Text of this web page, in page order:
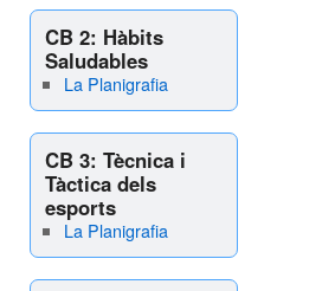
CB 2: Hàbits
Saludables
La Planigrafia
CB 3: Tècnica i
Tàctica dels
esports
La Planigrafia